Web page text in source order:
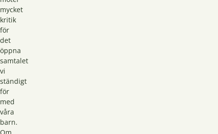
mycket
kritik
för
det
öppna
samtalet
vi
ständigt
för
med
våra
barn.